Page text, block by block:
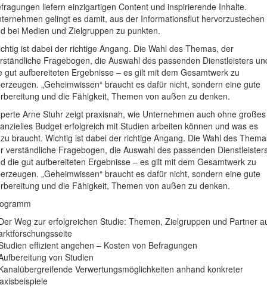
liefern einzigartigen Content und inspirierende Inhalte.
gelingt es damit, aus der Informationsflut hervorzustechen
bei Medien und Zielgruppen zu punkten.
ist dabei der richtige Angang. Die Wahl des Themas, der
Fragebogen, die Auswahl des passenden Dienstleisters
gut aufbereiteten Ergebnisse – es gilt mit dem Gesamtwerk zu
„Geheimwissen“ braucht es dafür nicht, sondern eine gute
und die Fähigkeit, Themen von außen zu denken.
Arne Stuhr zeigt praxisnah, wie Unternehmen auch ohne großes
Budget erfolgreich mit Studien arbeiten können und was es
braucht. Wichtig ist dabei der richtige Angang. Die Wahl des
verständliche Fragebogen, die Auswahl des passenden
die gut aufbereiteten Ergebnisse – es gilt mit dem Gesamtwerk zu
„Geheimwissen“ braucht es dafür nicht, sondern eine gute
und die Fähigkeit, Themen von außen zu denken.
Weg zur erfolgreichen Studie: Themen, Zielgruppen und Partner
effizient angehen – Kosten von Befragungen
von Studien
Verwertungsmöglichkeiten anhand konkreter